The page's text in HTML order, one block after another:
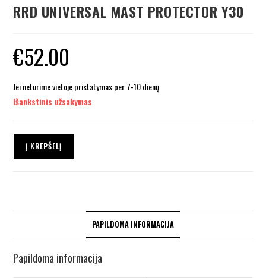
RRD UNIVERSAL MAST PROTECTOR Y30
€52.00
Jei neturime vietoje pristatymas per 7-10 dienų
Išankstinis užsakymas
Į KREPŠELĮ
PAPILDOMA INFORMACIJA
Papildoma informacija